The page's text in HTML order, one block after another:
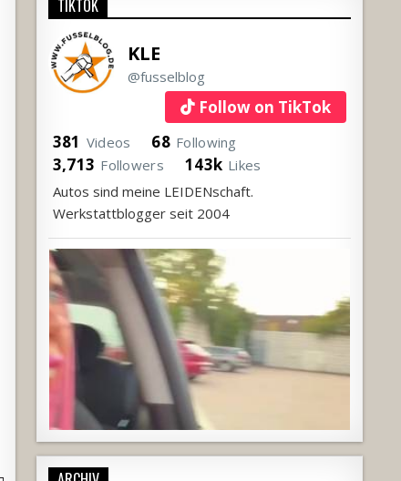
TIKTOK
KLE
@fusselblog
Follow on TikTok
381 Videos 68 Following
3,713 Followers 143k Likes
Autos sind meine LEIDENschaft.
Werkstattblogger seit 2004